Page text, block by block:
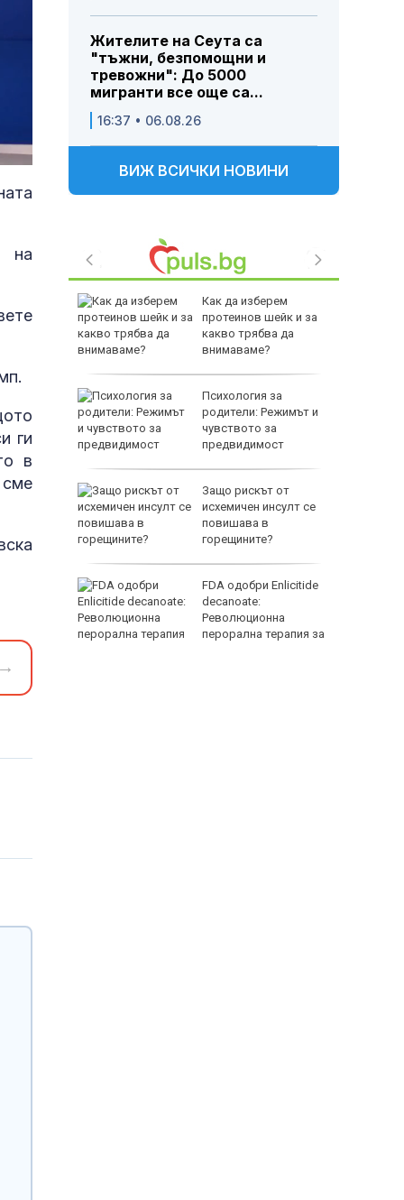
на
ги
в
Жителите на Сеута са
"тъжни, безпомощни и
тревожни": До 5000
мигранти все още са...
16:37 • 06.08.26
ВИЖ ВСИЧКИ НОВИНИ
в
на
за
Как да изберем
протеинов шейк и за
какво трябва да
внимаваме?
Психология за
родители: Режимът и
чувството за
предвидимост
Защо рискът от
исхемичен инсулт се
повишава в
горещините?
FDA одобри Еnlicitide
decanoate:
Революционна
перорална терапия за